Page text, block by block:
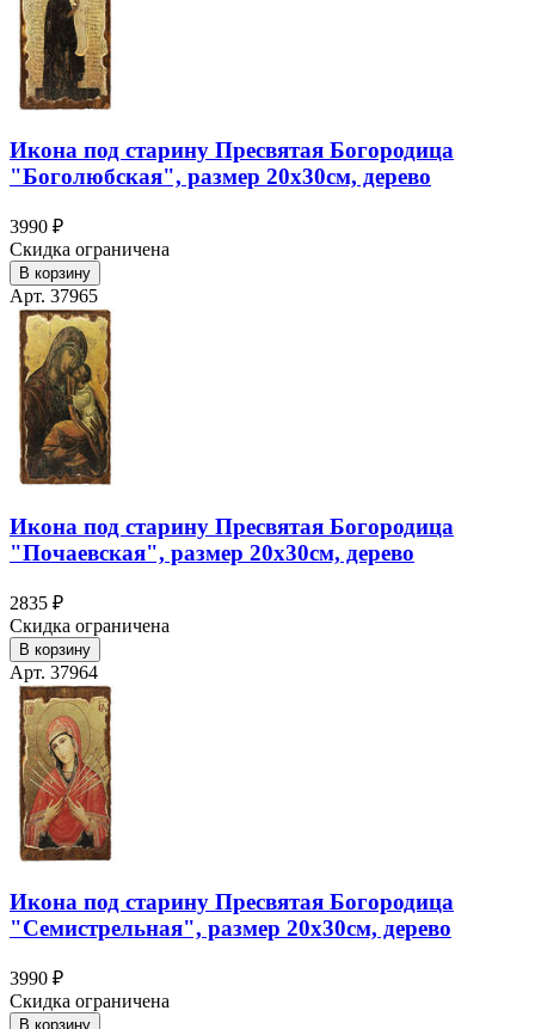
Икона под старину Пресвятая Богородица
"Боголюбская", размер 20х30см, дерево
3990 ₽
Скидка ограничена
В корзину
Арт. 37965
Икона под старину Пресвятая Богородица
"Почаевская", размер 20х30см, дерево
2835 ₽
Скидка ограничена
В корзину
Арт. 37964
Икона под старину Пресвятая Богородица
"Семистрельная", размер 20х30см, дерево
3990 ₽
Скидка ограничена
В корзину